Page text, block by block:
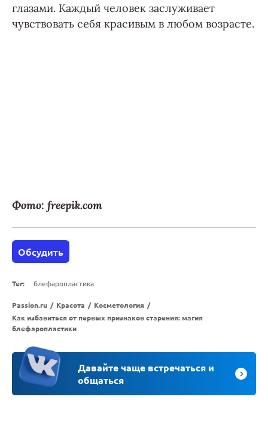
глазами. Каждый человек заслуживает
чувствовать себя красивым в любом возрасте.
Фото: freepik.com
Обсудить
Тег: блефаропластика
Passion.ru / Красота / Косметология /
Как избавиться от первых признаков старения: магия
блефаропластики
Давайте чаще встречаться и
общаться